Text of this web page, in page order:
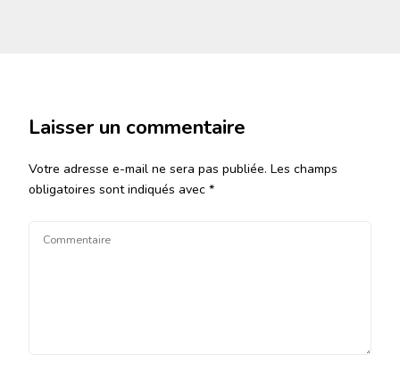
Laisser un commentaire
Votre adresse e-mail ne sera pas publiée. Les champs
obligatoires sont indiqués avec *